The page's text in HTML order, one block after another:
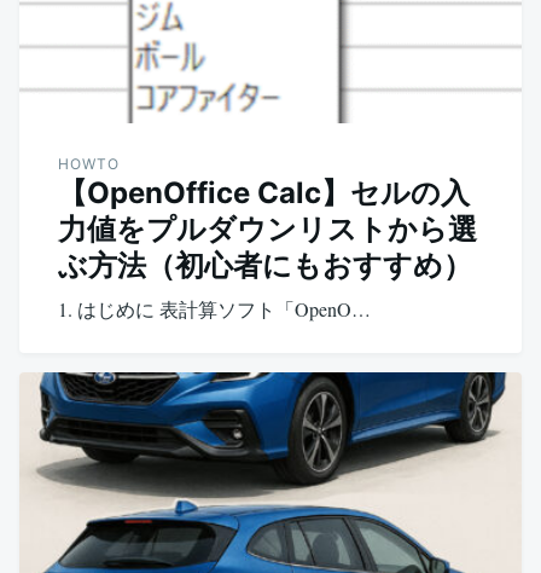
HOWTO
【OpenOffice Calc】セルの入
力値をプルダウンリストから選
ぶ方法（初心者にもおすすめ）
1. はじめに 表計算ソフト「OpenO…